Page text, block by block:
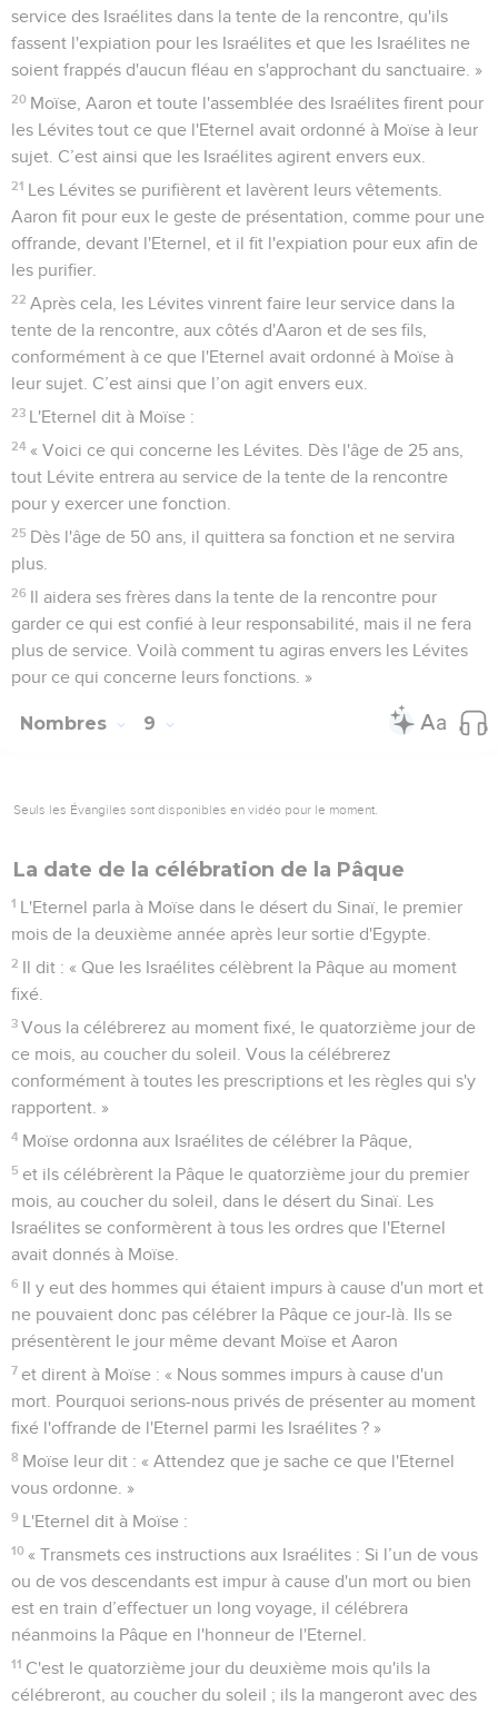
service des Israélites dans la tente de la rencontre, qu'ils
fassent l'expiation pour les Israélites et que les Israélites ne
soient frappés d'aucun fléau en s'approchant du sanctuaire. »
20 Moïse, Aaron et toute l'assemblée des Israélites firent pour
les Lévites tout ce que l'Eternel avait ordonné à Moïse à leur
sujet. C’est ainsi que les Israélites agirent envers eux.
21 Les Lévites se purifièrent et lavèrent leurs vêtements.
Aaron fit pour eux le geste de présentation, comme pour une
offrande, devant l'Eternel, et il fit l'expiation pour eux afin de
les purifier.
22 Après cela, les Lévites vinrent faire leur service dans la
tente de la rencontre, aux côtés d'Aaron et de ses fils,
conformément à ce que l'Eternel avait ordonné à Moïse à
leur sujet. C’est ainsi que l’on agit envers eux.
23 L'Eternel dit à Moïse :
24 « Voici ce qui concerne les Lévites. Dès l'âge de 25 ans,
tout Lévite entrera au service de la tente de la rencontre
pour y exercer une fonction.
25 Dès l'âge de 50 ans, il quittera sa fonction et ne servira
plus.
26 Il aidera ses frères dans la tente de la rencontre pour
garder ce qui est confié à leur responsabilité, mais il ne fera
plus de service. Voilà comment tu agiras envers les Lévites
pour ce qui concerne leurs fonctions. »
Nombres 9
Seuls les Évangiles sont disponibles en vidéo pour le moment.
La date de la célébration de la Pâque
1 L'Eternel parla à Moïse dans le désert du Sinaï, le premier
mois de la deuxième année après leur sortie d'Egypte.
2 Il dit : « Que les Israélites célèbrent la Pâque au moment
fixé.
3 Vous la célébrerez au moment fixé, le quatorzième jour de
ce mois, au coucher du soleil. Vous la célébrerez
conformément à toutes les prescriptions et les règles qui s'y
rapportent. »
4 Moïse ordonna aux Israélites de célébrer la Pâque,
5 et ils célébrèrent la Pâque le quatorzième jour du premier
mois, au coucher du soleil, dans le désert du Sinaï. Les
Israélites se conformèrent à tous les ordres que l'Eternel
avait donnés à Moïse.
6 Il y eut des hommes qui étaient impurs à cause d'un mort et
ne pouvaient donc pas célébrer la Pâque ce jour-là. Ils se
présentèrent le jour même devant Moïse et Aaron
7 et dirent à Moïse : « Nous sommes impurs à cause d'un
mort. Pourquoi serions-nous privés de présenter au moment
fixé l'offrande de l'Eternel parmi les Israélites ? »
8 Moïse leur dit : « Attendez que je sache ce que l'Eternel
vous ordonne. »
9 L'Eternel dit à Moïse :
10 « Transmets ces instructions aux Israélites : Si l’un de vous
ou de vos descendants est impur à cause d'un mort ou bien
est en train d’effectuer un long voyage, il célébrera
néanmoins la Pâque en l'honneur de l'Eternel.
11 C'est le quatorzième jour du deuxième mois qu'ils la
célébreront, au coucher du soleil ; ils la mangeront avec des